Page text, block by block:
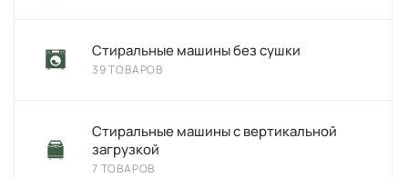
Стиральные машины без сушки
39 ТОВАРОВ
Стиральные машины с вертикальной
загрузкой
7 ТОВАРОВ